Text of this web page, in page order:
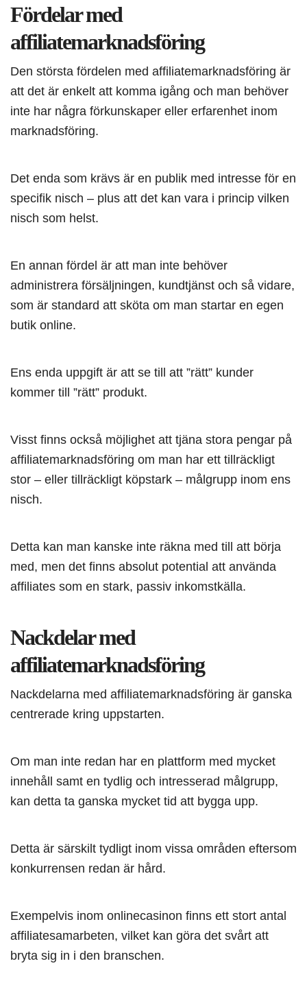
Fördelar med
affiliatemarknadsföring
Den största fördelen med affiliatemarknadsföring är
att det är enkelt att komma igång och man behöver
inte har några förkunskaper eller erfarenhet inom
marknadsföring.
Det enda som krävs är en publik med intresse för en
specifik nisch – plus att det kan vara i princip vilken
nisch som helst.
En annan fördel är att man inte behöver
administrera försäljningen, kundtjänst och så vidare,
som är standard att sköta om man startar en egen
butik online.
Ens enda uppgift är att se till att ”rätt” kunder
kommer till ”rätt” produkt.
Visst finns också möjlighet att tjäna stora pengar på
affiliatemarknadsföring om man har ett tillräckligt
stor – eller tillräckligt köpstark – målgrupp inom ens
nisch.
Detta kan man kanske inte räkna med till att börja
med, men det finns absolut potential att använda
affiliates som en stark, passiv inkomstkälla.
Nackdelar med
affiliatemarknadsföring
Nackdelarna med affiliatemarknadsföring är ganska
centrerade kring uppstarten.
Om man inte redan har en plattform med mycket
innehåll samt en tydlig och intresserad målgrupp,
kan detta ta ganska mycket tid att bygga upp.
Detta är särskilt tydligt inom vissa områden eftersom
konkurrensen redan är hård.
Exempelvis inom onlinecasinon finns ett stort antal
affiliatesamarbeten, vilket kan göra det svårt att
bryta sig in i den branschen.